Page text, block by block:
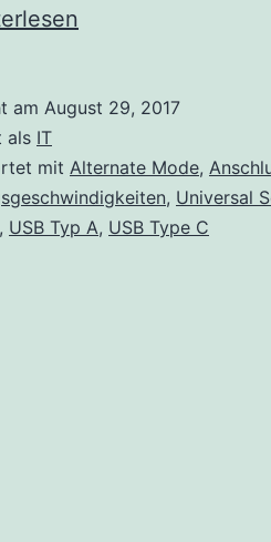
am August 29, 2017
als IT
mit Alternate Mode,
, Universal
, USB Typ A, USB Type C